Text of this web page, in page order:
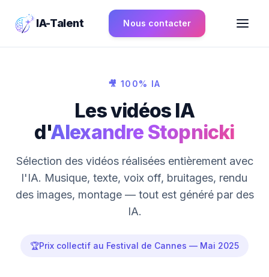
IA-Talent Nous contacter
🎥 100% IA
Les vidéos IA
d'Alexandre Stopnicki
Sélection des vidéos réalisées entièrement avec
l'IA. Musique, texte, voix off, bruitages, rendu
des images, montage — tout est généré par des
IA.
🏆Prix collectif au Festival de Cannes — Mai 2025